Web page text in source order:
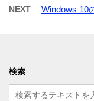
NEXT Windows 10
検索